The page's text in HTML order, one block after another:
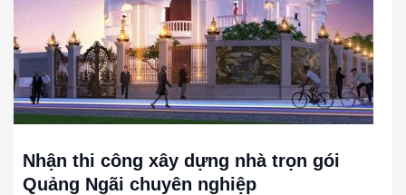
Nhận thi công xây dựng nhà trọn gói
Quảng Ngãi chuyên nghiệp
Quảng
Ngãi
chuyên
nghiệp